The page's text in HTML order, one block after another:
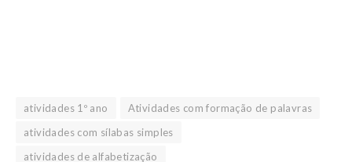
atividades 1º ano
Atividades com formação de palavras
atividades com sílabas simples
atividades de alfabetização